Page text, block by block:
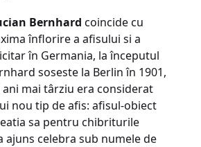
Bernhard coincide cu
înflorire a afisului si a
în Germania, la începutul
soseste la Berlin în 1901,
ani mai târziu era considerat
nou tip de afis: afisul-obiect
sa pentru chibriturile
ajuns celebra sub numele de